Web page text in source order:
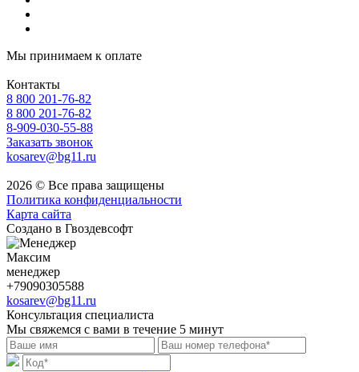
Мы принимаем к оплате
Контакты
8 800 201-76-82
8 800 201-76-82
8-909-030-55-88
Заказать звонок
kosarev@bg11.ru
2026 © Все права защищены
Политика конфиденциальности
Карта сайта
Создано в Гвоздевсофт
Максим
менеджер
+79090305588
kosarev@bg11.ru
Консультация специалиста
Мы свяжемся с вами в течение 5 минут